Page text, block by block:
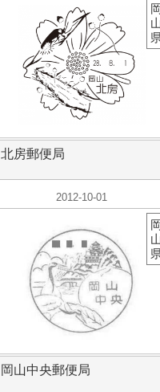
北房郵便局
2012-10-01
岡山中央郵便局